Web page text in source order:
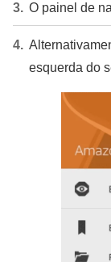
O painel de
esquerda do